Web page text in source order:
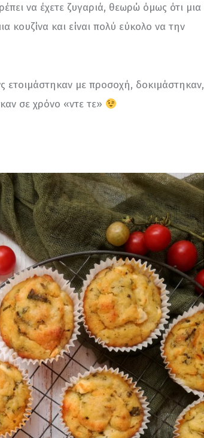
να έχετε ζυγαριά, θεωρώ όμως ότι μια
κουζίνα και είναι πολύ εύκολο να την
ετοιμάστηκαν με προσοχή, δοκιμάστηκαν,
σε χρόνο «ντε τε»